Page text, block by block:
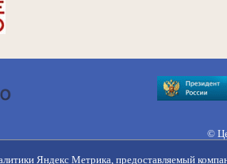
©
Яндекс Метрика, предоставляемый